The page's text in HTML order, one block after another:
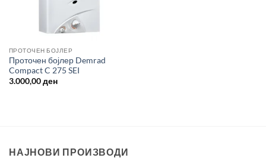
ПРОТОЧЕН БОЈЛЕР
Проточен бојлер Demrad
Compact C 275 SEI
3.000,00ден
НАЈНОВИ ПРОИЗВОДИ